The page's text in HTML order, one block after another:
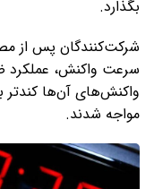
بگذارد.
شرکت‌کنندگان پس از
سرعت واکنش، عملکرد
واکنش‌های آن‌ها کندتر
مواجه شدند.